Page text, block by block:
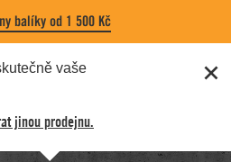
balíky od 1 500 Kč
vaše
jinou prodejnu.